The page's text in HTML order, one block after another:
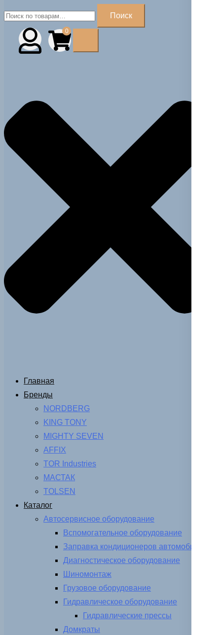
Искать:
Поиск
0
Главная
Бренды
NORDBERG
KING TONY
MIGHTY SEVEN
AFFIX
TOR Industries
МАСТАК
TOLSEN
Каталог
Автосервисное оборудование
Вспомогательное оборудование
Заправка кондиционеров автомобиля
Диагностическое оборудование
Шиномонтаж
Грузовое оборудование
Гидравлическое оборудование
Гидравлические прессы
Домкраты